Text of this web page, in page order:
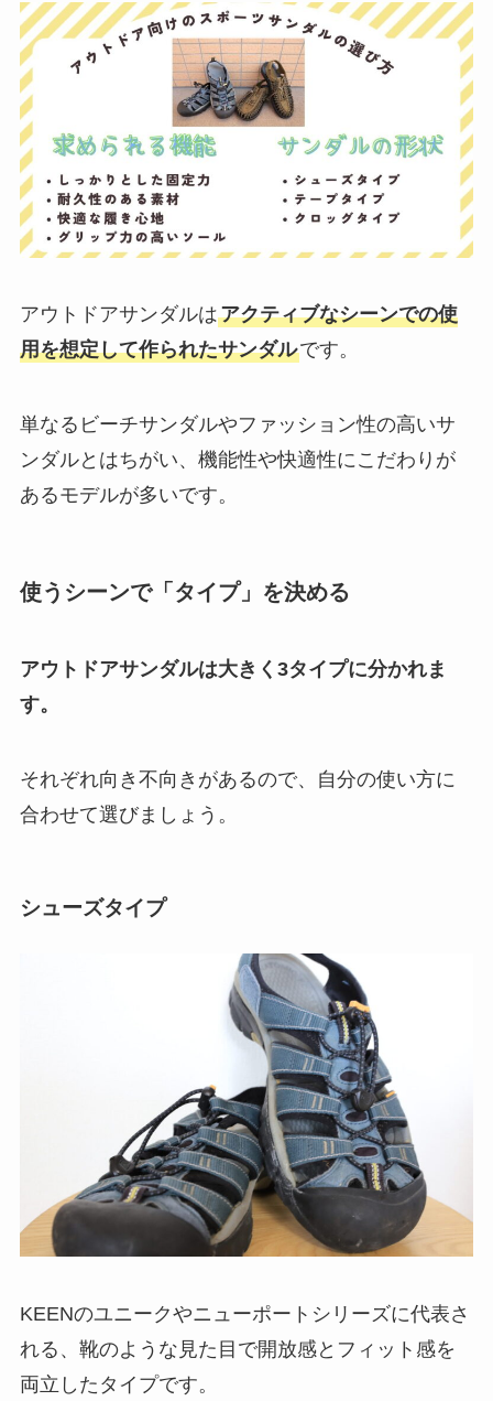
アウトドアサンダルはアクティブなシーンでの使
用を想定して作られたサンダルです。
単なるビーチサンダルやファッション性の高いサ
ンダルとはちがい、機能性や快適性にこだわりが
あるモデルが多いです。
使うシーンで「タイプ」を決める
アウトドアサンダルは大きく3タイプに分かれま
す。
それぞれ向き不向きがあるので、自分の使い方に
合わせて選びましょう。
シューズタイプ
KEENのユニークやニューポートシリーズに代表さ
れる、靴のような見た目で開放感とフィット感を
両立したタイプです。